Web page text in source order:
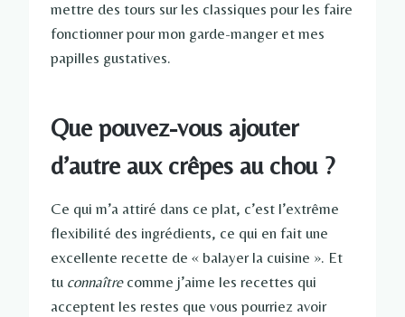
mettre des tours sur les classiques pour les faire
fonctionner pour mon garde-manger et mes
papilles gustatives.
Que pouvez-vous ajouter
d’autre aux crêpes au chou ?
Ce qui m’a attiré dans ce plat, c’est l’extrême
flexibilité des ingrédients, ce qui en fait une
excellente recette de « balayer la cuisine ». Et
tu connaîtrecomme j’aime les recettes qui
acceptent les restes que vous pourriez avoir